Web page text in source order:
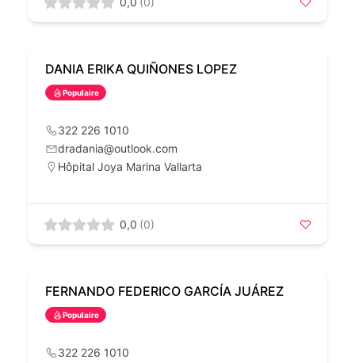
DANIA ERIKA QUIÑONES LOPEZ
Populaire
322 226 1010
dradania@outlook.com
Hôpital Joya Marina Vallarta
0,0 (0)
FERNANDO FEDERICO GARCÍA JUÁREZ
Populaire
322 226 1010